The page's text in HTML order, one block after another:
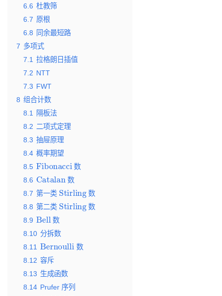
6.6 杜教筛
6.7 原根
6.8
同余最短路
7 多项式
7.1 拉格朗日插值
7.2 NTT
7.3 FWT
8 组合计数
8.1
隔板法
8.2 二项式定理
8.3 抽屉原理
8.4 概率期望
8.5 Fibonacci 数
8.6 Catalan
数
8.7 第一类 Stirling
数
8.8 第二类 Stirling
数
8.9 Bell 数
8.10 分拆数
8.11 Bernoulli
数
8.12 容斥
8.13 生成函数
8.14 Prufer 序列